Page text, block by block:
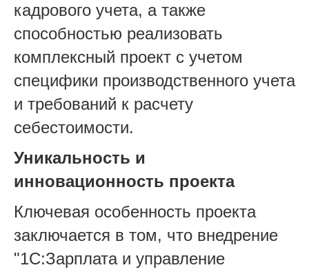
кадрового учета, а также
способностью реализовать
комплексный проект с учетом
специфики производственного учета
и требований к расчету
себестоимости.
Уникальность и
инновационность проекта
Ключевая особенность проекта
заключается в том, что внедрение
"1С:Зарплата и управление